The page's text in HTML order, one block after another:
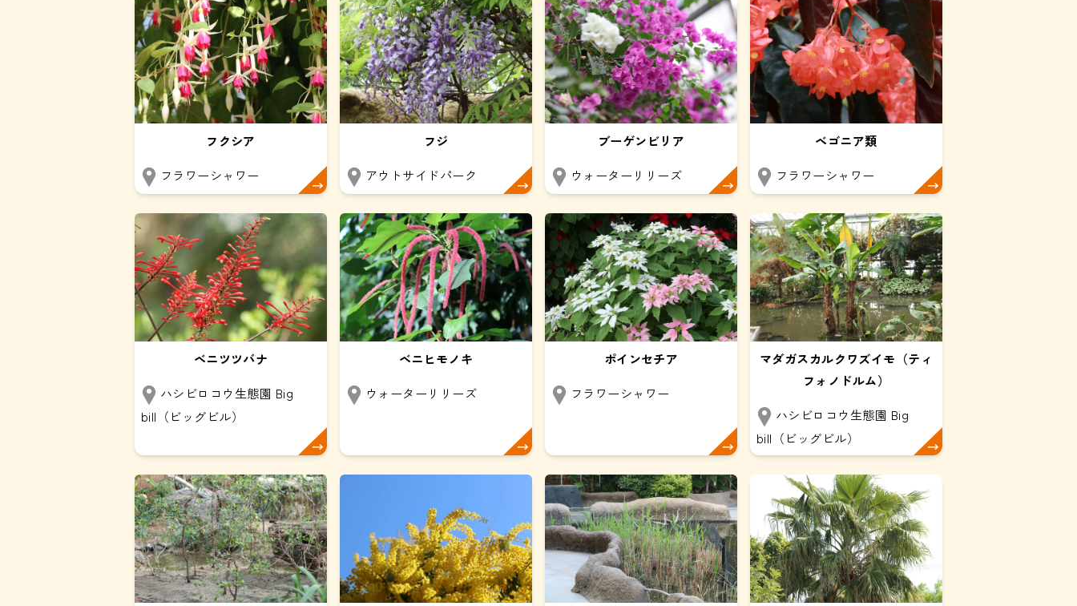
フクシア
フラワーシャワー
フジ
アウトサイドパーク
ブーゲンビリア
ウォーターリリーズ
ベゴニア類
フラワーシャワー
ベニツツバナ
ハシビロコウ生態園 Big
bill（ビッグビル）
ベニヒモノキ
ウォーターリリーズ
ポインセチア
フラワーシャワー
マダガスカルクワズイモ（ティ
フォノドルム）
ハシビロコウ生態園 Big
bill（ビッグビル）